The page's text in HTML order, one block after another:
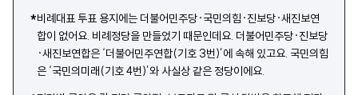
*비례대표 투표 용지에는 더불어민주당·국민의힘·진보당·새진보연
합이 없어요. 비례정당을 만들었기 때문인데요. 더불어민주당·진보당
·새진보연합은 ‘더불어민주연합(기호 3번)’에 속해 있고요. 국민의힘
은 ‘국민의미래(기호 4번)’와 사실상 같은 정당이에요.